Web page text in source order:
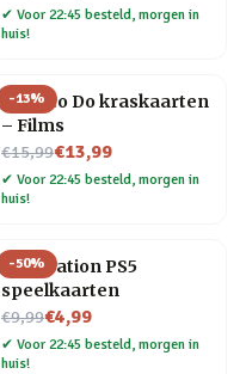
✔ Voor 22:45 besteld, morgen in
huis!
-13%
What to Do kraskaarten
– Films
€15,99
Nu voor€13,99
✔ Voor 22:45 besteld, morgen in
huis!
-50%
PlayStation PS5
speelkaarten
€9,99
Nu voor€4,99
✔ Voor 22:45 besteld, morgen in
huis!